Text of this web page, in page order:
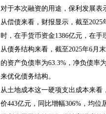
对于本次融资的用途，保利发展
从偿债来看，财报显示，截至
时，在手货币资金1386亿元，在
从债务结构来看，截至2025年6月
的资产负债率为63.3%，净负债率
来优化债务结构。
从土地成本这一硬项支出成本来看
价443亿元，同比增幅306%，均位